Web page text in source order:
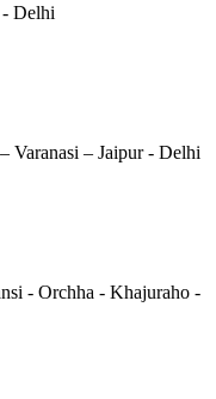
Delhi
Varanasi – Jaipur - Delhi
- Orchha - Khajuraho -